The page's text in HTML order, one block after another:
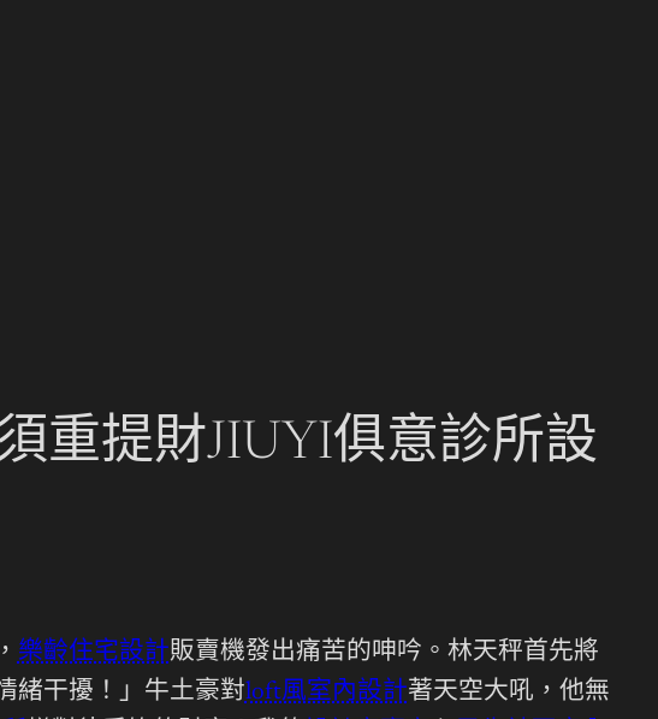
重提財JIUYI俱意診所設
樂齡住宅設計販賣機發出痛苦的呻吟。林天秤首先將
緒干擾！」牛土豪對loft風室內設計著天空大吼，他無